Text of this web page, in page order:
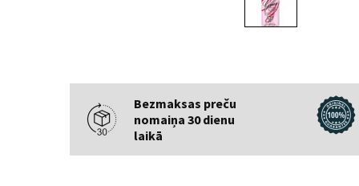
Bezmaksas preču
nomaiņa 30 dienu
laikā